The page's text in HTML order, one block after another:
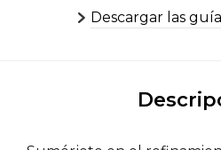
Descargar las